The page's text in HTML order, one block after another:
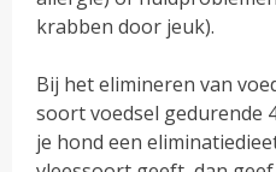
krabben door jeuk).
Bij het elimineren van
soort voedsel gedurende
je hond een